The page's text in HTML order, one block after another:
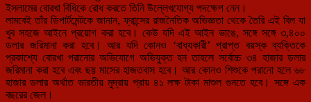
ইসলামের বোরখা বিধিকে রোধ করতে তিনি উল্লেখযোগ্য পদক্ষেপ নেন।
লামবেই তাঁর ডিপার্টমেন্টকে জানান, ফ্রান্সের রাজনৈতিক অভিজ্ঞতা থেকে তৈরি এই বিল যা
খুব সহজে আইনে প্রয়োগ করা হবে। কেউ যদি এই আইন ভাঙে, সঙ্গে সঙ্গে ৩,৪০০
ডলার জরিমানা করা হবে। আর যদি কোনও ‘বাধ্যকারী’ প্রাপ্ত বয়স্ক ব্যক্তিকে
প্রকাশ্যে বোরখা পরানোর অভিযোগে অভিযুক্ত হন তাহলে সর্বোচ্চ ৩৪ হাজার ডলার
জরিমানা করা হবে এবং ছয় মাসের হাজতবাস হবে। আর কোনও শিশুকে পরানো হলে ৬৮
হাজার ডলার অর্থাত ভারতীয় মুদ্রায় প্রায় ৪১ লক্ষ টাকা মাশুল গুনতে হবে। সঙ্গে এক
বছরের জেল।